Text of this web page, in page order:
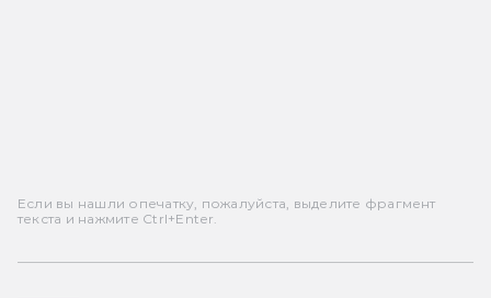
Если вы нашли опечатку, пожалуйста, выделите фрагмент
текста и нажмите Ctrl+Enter.